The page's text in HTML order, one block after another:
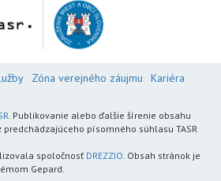
Zóna verejného záujmu
Kariéra
. Publikovanie alebo ďalšie šírenie obsahu
predchádzajúceho písomného súhlasu TASR
spoločnosť DREZZIO . Obsah stránok je
Gepard.